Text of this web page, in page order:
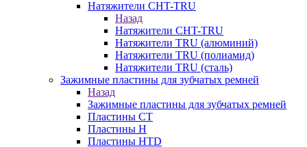
Натяжители CHT-TRU
Назад
Натяжители CHT-TRU
Натяжители TRU (алюминий)
Натяжители TRU (полиамид)
Натяжители TRU (сталь)
Зажимные пластины для зубчатых ремней
Назад
Зажимные пластины для зубчатых ремней
Пластины CT
Пластины H
Пластины HTD